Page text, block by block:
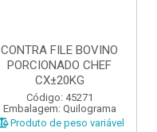
CONTRA FILE BOVINO
PORCIONADO CHEF
CX±20KG
Código: 45271
Embalagem: Quilograma
Produto de peso variável